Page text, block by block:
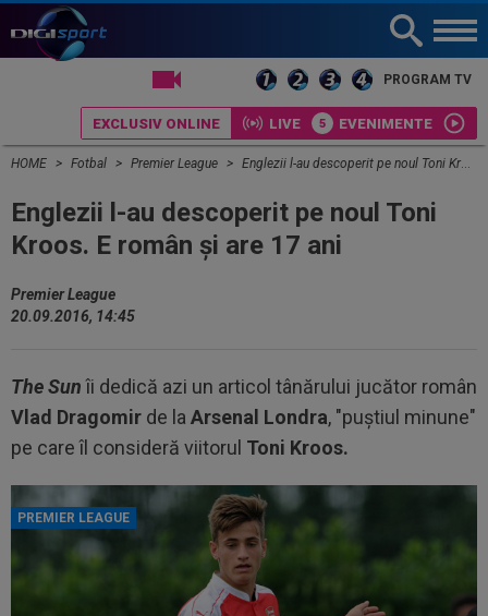
PROGRAM TV
EXCLUSIV ONLINE LIVE EVENIMENTE
HOME Fotbal Premier League Englezii l-au descoperit pe noul Toni Kroos. E român şi are 17 ani
Englezii l-au descoperit pe noul Toni
Kroos. E român şi are 17 ani
Premier League
20.09.2016, 14:45
The Sunîi dedică azi un articol tânărului jucător român
Vlad Dragomir de la Arsenal Londra, "puştiul minune"
pe care îl consideră viitorul Toni Kroos.
PREMIER LEAGUE